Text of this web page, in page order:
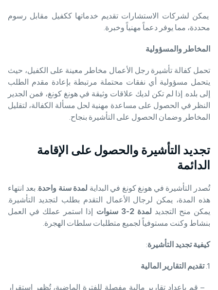
يمكن لشركات الاستشارات تقديم خدماتها ككفيل مقابل رسوم
محددة، مما يوفر دعماً مهنياً وخبرة.
المخاطر والمسؤولية
تحمل كفالة تأشيرة رجل الأعمال مخاطر معينة على الكفيل، حيث
يتحمل مسؤولية أي نفقات محتملة مرتبطة بإعادة مقدم الطلب
إلى بلده. إذا لم تكن لديك علاقات وثيقة في هونغ كونغ، فمن الجدير
النظر في الحصول على مساعدة مهنية لحل مسألة الكفالة، لتقليل
المخاطر وضمان الحصول على التأشيرة بنجاح.
تجديد التأشيرة والحصول على الإقامة
الدائمة
تُصدر التأشيرة في هونغ كونغ في البداية لمدة سنة واحدة. بعد انتهاء
هذه المدة، يمكن لرجال الأعمال التقدم بطلب لتجديد التأشيرة.
يمكن منح التجديد لمدة 2-3 سنوات
إذا استمر عملك في العمل
بنشاط وكنت مستوفياً لجميع متطلبات سلطات الهجرة.
كيفية تجديد التأشيرة:
1. تقديم التقارير المالية
– قم بإعداد تقارير مالية مفصلة للفترة الماضية، تُظهر استقرار